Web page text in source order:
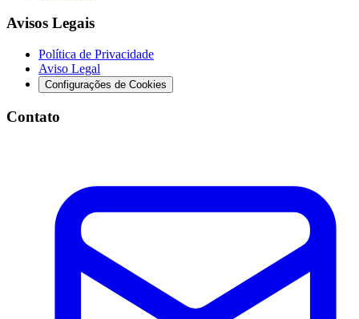
Avisos Legais
Política de Privacidade
Aviso Legal
Configurações de Cookies
Contato